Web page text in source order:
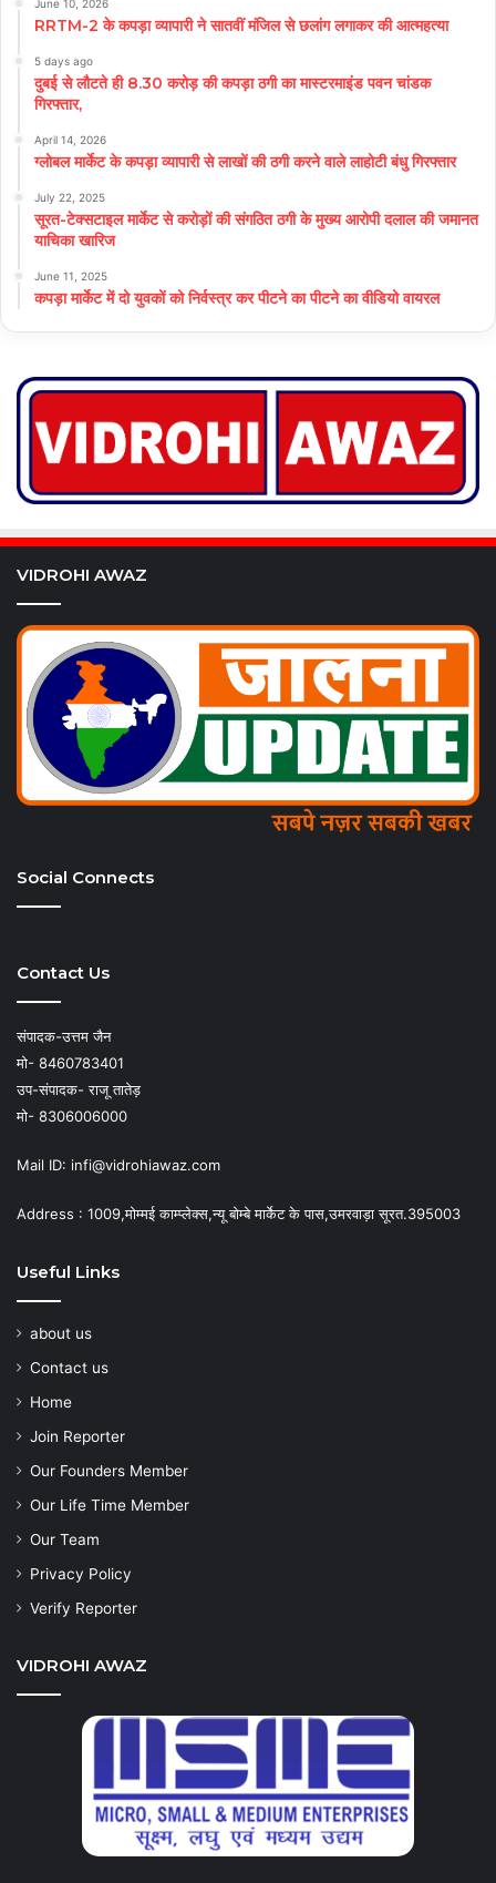
June 10, 2026
RRTM-2 के कपड़ा व्यापारी ने सातवीं मंजिल से छलांग लगाकर की आत्महत्या
5 days ago
दुबई से लौटते ही 8.30 करोड़ की कपड़ा ठगी का मास्टरमाइंड पवन चांडक
गिरफ्तार,
April 14, 2026
ग्लोबल मार्केट के कपड़ा व्यापारी से लाखों की ठगी करने वाले लाहोटी बंधु गिरफ्तार
July 22, 2025
सूरत-टेक्सटाइल मार्केट से करोड़ों की संगठित ठगी के मुख्य आरोपी दलाल की जमानत
याचिका खारिज
June 11, 2025
कपड़ा मार्केट में दो युवकों को निर्वस्त्र कर पीटने का पीटने का वीडियो वायरल
VIDROHI AWAZ
Social Connects
Contact Us
संपादक-उत्तम जैन
मो- 8460783401
उप-संपादक- राजू तातेड़
मो- 8306006000
Mail ID: infi@vidrohiawaz.com
Address : 1009,मोम्मई काम्प्लेक्स,न्यू बोम्बे मार्केट के पास,उमरवाड़ा सूरत.395003
Useful Links
about us
Contact us
Home
Join Reporter
Our Founders Member
Our Life Time Member
Our Team
Privacy Policy
Verify Reporter
VIDROHI AWAZ